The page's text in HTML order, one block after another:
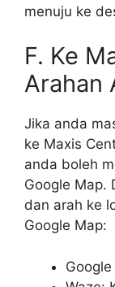
menuju ke
F. Ke
Arahan
Jika anda
ke Maxis
anda boleh
Google Map.
dan arah ke
Google Map: